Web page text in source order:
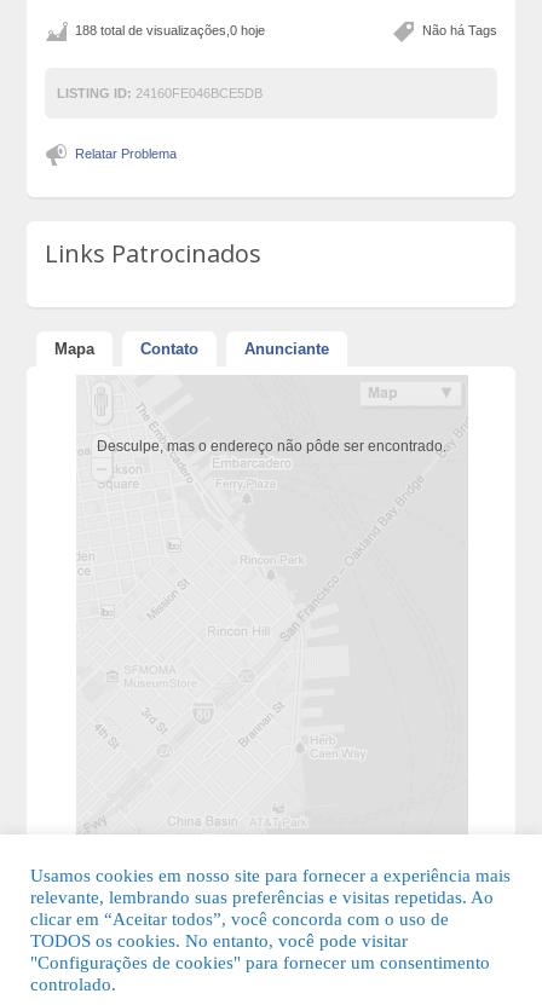
Não há Tags
188 total de visualizações,0 hoje
LISTING ID: 24160FE046BCE5DB
Relatar Problema
Links Patrocinados
Mapa Contato Anunciante
Desculpe, mas o endereço não pôde ser encontrado.
© 2026 Guia Fácil Lagos | Guia Comercial Grátis. Todos os direitos
Usamos cookies em nosso site para fornecer a experiência mais
relevante, lembrando suas preferências e visitas repetidas. Ao
clicar em “Aceitar todos”, você concorda com o uso de
TODOS os cookies. No entanto, você pode visitar
"Configurações de cookies" para fornecer um consentimento
controlado.